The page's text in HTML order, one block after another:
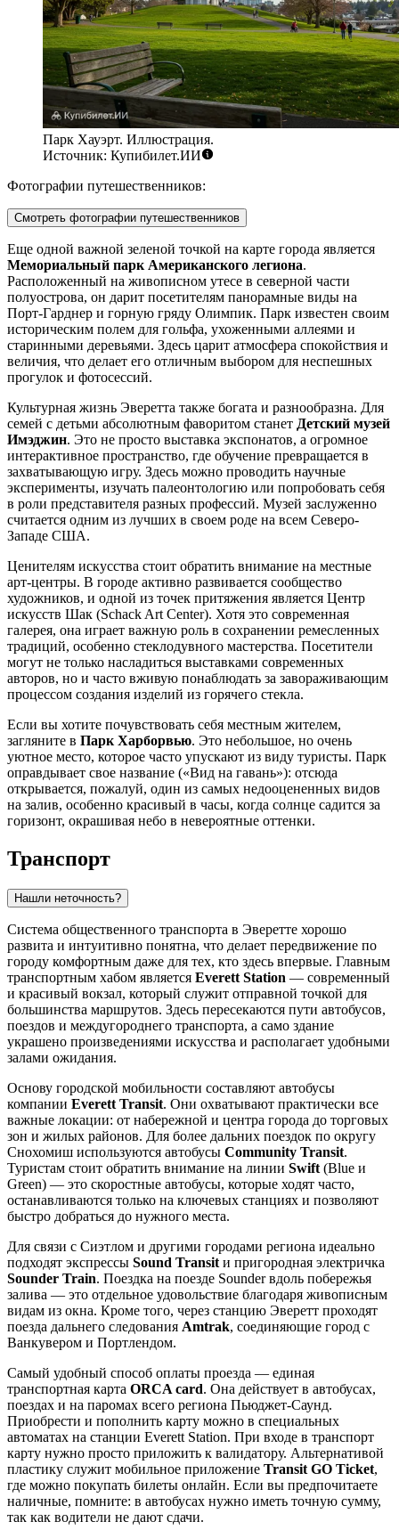
Парк Хауэрт. Иллюстрация.
Источник: Купибилет.ИИ
Фотографии путешественников:
Смотреть фотографии путешественников
Еще одной важной зеленой точкой на карте города является
Мемориальный парк Американского легиона.
Расположенный на живописном утесе в северной части
полуострова, он дарит посетителям панорамные виды на
Порт-Гарднер и горную гряду Олимпик. Парк известен своим
историческим полем для гольфа, ухоженными аллеями и
старинными деревьями. Здесь царит атмосфера спокойствия и
величия, что делает его отличным выбором для неспешных
прогулок и фотосессий.
Культурная жизнь Эверетта также богата и разнообразна. Для
семей с детьми абсолютным фаворитом станет Детский музей
Имэджин. Это не просто выставка экспонатов, а огромное
интерактивное пространство, где обучение превращается в
захватывающую игру. Здесь можно проводить научные
эксперименты, изучать палеонтологию или попробовать себя
в роли представителя разных профессий. Музей заслуженно
считается одним из лучших в своем роде на всем Северо-
Западе США.
Ценителям искусства стоит обратить внимание на местные
арт-центры. В городе активно развивается сообщество
художников, и одной из точек притяжения является Центр
искусств Шак (Schack Art Center). Хотя это современная
галерея, она играет важную роль в сохранении ремесленных
традиций, особенно стеклодувного мастерства. Посетители
могут не только насладиться выставками современных
авторов, но и часто вживую понаблюдать за завораживающим
процессом создания изделий из горячего стекла.
Если вы хотите почувствовать себя местным жителем,
загляните в Парк Харборвью. Это небольшое, но очень
уютное место, которое часто упускают из виду туристы. Парк
оправдывает свое название («Вид на гавань»): отсюда
открывается, пожалуй, один из самых недооцененных видов
на залив, особенно красивый в часы, когда солнце садится за
горизонт, окрашивая небо в невероятные оттенки.
Транспорт
Нашли неточность?
Система общественного транспорта в Эверетте хорошо
развита и интуитивно понятна, что делает передвижение по
городу комфортным даже для тех, кто здесь впервые. Главным
транспортным хабом является Everett Station — современный
и красивый вокзал, который служит отправной точкой для
большинства маршрутов. Здесь пересекаются пути автобусов,
поездов и междугороднего транспорта, а само здание
украшено произведениями искусства и располагает удобными
залами ожидания.
Основу городской мобильности составляют автобусы
компании Everett Transit. Они охватывают практически все
важные локации: от набережной и центра города до торговых
зон и жилых районов. Для более дальних поездок по округу
Снохомиш используются автобусы Community Transit.
Туристам стоит обратить внимание на линии Swift (Blue и
Green) — это скоростные автобусы, которые ходят часто,
останавливаются только на ключевых станциях и позволяют
быстро добраться до нужного места.
Для связи с Сиэтлом и другими городами региона идеально
подходят экспрессы Sound Transit и пригородная электричка
Sounder Train. Поездка на поезде Sounder вдоль побережья
залива — это отдельное удовольствие благодаря живописным
видам из окна. Кроме того, через станцию Эверетт проходят
поезда дальнего следования Amtrak, соединяющие город с
Ванкувером и Портлендом.
Самый удобный способ оплаты проезда — единая
транспортная карта ORCA card. Она действует в автобусах,
поездах и на паромах всего региона Пьюджет-Саунд.
Приобрести и пополнить карту можно в специальных
автоматах на станции Everett Station. При входе в транспорт
карту нужно просто приложить к валидатору. Альтернативой
пластику служит мобильное приложение Transit GO Ticket,
где можно покупать билеты онлайн. Если вы предпочитаете
наличные, помните: в автобусах нужно иметь точную сумму,
так как водители не дают сдачи.